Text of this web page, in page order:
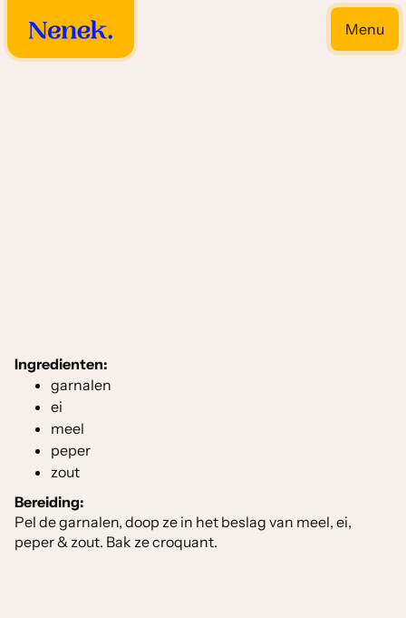
Menu
Ingredienten:
garnalen
ei
meel
peper
zout
Bereiding:
Pel de garnalen, doop ze in het beslag van meel, ei,
peper & zout. Bak ze croquant.